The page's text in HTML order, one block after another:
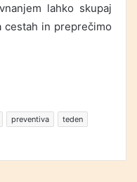
lahko skupaj
cestah in preprečimo
preventiva
teden